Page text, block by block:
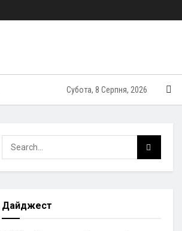
Субота, 8 Серпня, 2026
Дайджест